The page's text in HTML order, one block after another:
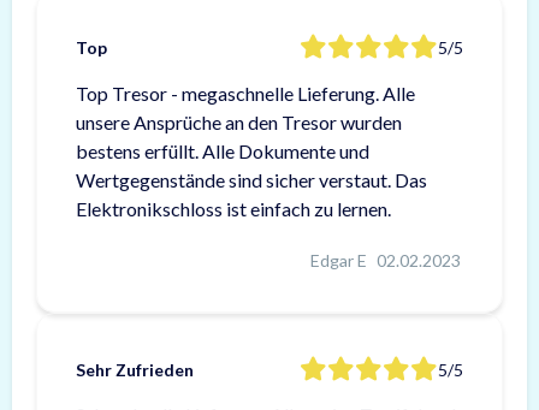
Top 5/5
Top Tresor - megaschnelle Lieferung. Alle
unsere Ansprüche an den Tresor wurden
bestens erfüllt. Alle Dokumente und
Wertgegenstände sind sicher verstaut. Das
Elektronikschloss ist einfach zu lernen.
Edgar E 02.02.2023
Sehr Zufrieden 5/5